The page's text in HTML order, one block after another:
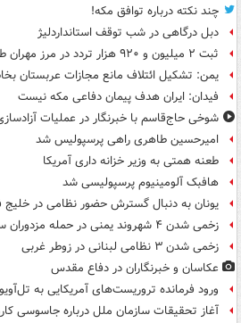
چند نکته درباره توافق مکه!
دبل درگاهی در شب توقف استانداردلیژ
ثبت ۲ میلیون و ۹۲۰ هزار تردد در مرز مهران طی ایام اربعین
یمن: تشکیل ائتلاف مانع مجازات عربستان
فیدان: ایران هدف پیمان دفاعی مکه نیست
شوخی حاج‌قاسم با خبرنگار در عملیات
امیرحسین طاهری راهی پرسپولیس شد
طعنه همتی به وزیر خزانه داری آمریکا
هافبک آلومینیوم پرسپولیسی شد
یونان به دنبال گسترش حضور نظامی در
زخمی شدن ۴ شهروند یمنی در حمله مزدوران سعودی
زخمی شدن ۳ نظامی لبنانی در زوطر غربی
عکاسان و خبرنگاران در دفاع مقدس
ورود فرمانده تروریست‌های آمریکایی به تل‌آویو
آغاز تحقیقات سازمان ملل درباره جاسوسی